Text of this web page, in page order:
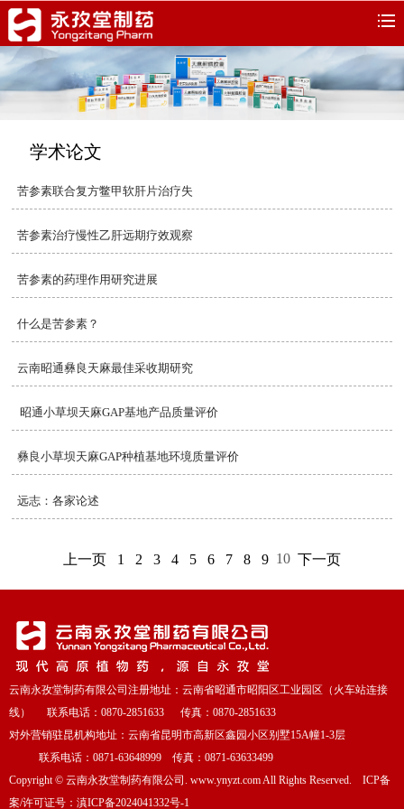
学术论文
苦参素联合复方鳖甲软肝片治疗失
苦参素治疗慢性乙肝远期疗效观察
苦参素的药理作用研究进展
什么是苦参素？
云南昭通彝良天麻最佳采收期研究
昭通小草坝天麻GAP基地产品质量评价
彝良小草坝天麻GAP种植基地环境质量评价
远志：各家论述
上一页 1 2 3 4 5 6 7 8 9 10 下一页
云南永孜堂制药有限公司注册地址：云南省昭通市昭阳区工业园区（火车站连接
线） 联系电话：0870-2851633 传真：0870-2851633
对外营销驻昆机构地址：云南省昆明市高新区鑫园小区别墅15A幢1-3层
联系电话：0871-63648999 传真：0871-63633499
Copyright © 云南永孜堂制药有限公司. www.ynyzt.com All Rights Reserved. ICP备
案/许可证号： 滇ICP备2024041332号-1